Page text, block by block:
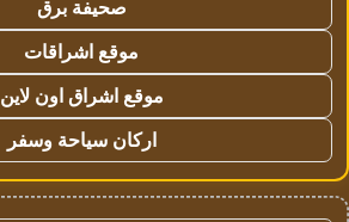
صحيفة برق
موقع اشراقات
موقع اشراق اون لاين
اركان سياحة وسفر